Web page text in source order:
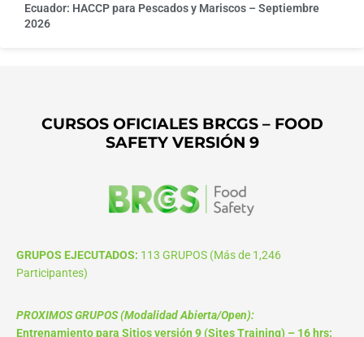
Ecuador: HACCP para Pescados y Mariscos – Septiembre
2026
CURSOS OFICIALES BRCGS – FOOD
SAFETY VERSIÓN 9
GRUPOS EJECUTADOS: 113 GRUPOS (Más de 1,246
Participantes)
PROXIMOS GRUPOS (Modalidad Abierta/Open):
Entrenamiento para Sitios versión 9 (Sites Training) – 16 hrs: